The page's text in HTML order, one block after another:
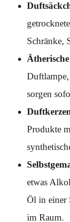
Schränke,
sorgen
Produkte
etwas
Öl in einer
im Raum.